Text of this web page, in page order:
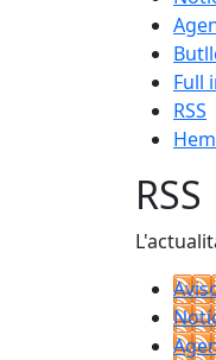
Full
RSS
RSS